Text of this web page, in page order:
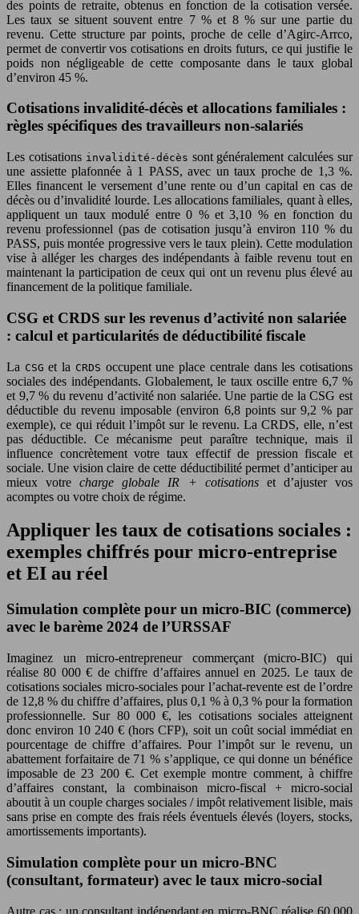
des points de retraite, obtenus en fonction de la cotisation versée.
Les taux se situent souvent entre 7 % et 8 % sur une partie du
revenu. Cette structure par points, proche de celle d’Agirc-Arrco,
permet de convertir vos cotisations en droits futurs, ce qui justifie le
poids non négligeable de cette composante dans le taux global
d’environ 45 %.
Cotisations invalidité-décès et allocations familiales :
règles spécifiques des travailleurs non-salariés
Les cotisations invalidité-décès sont généralement calculées sur
une assiette plafonnée à 1 PASS, avec un taux proche de 1,3 %.
Elles financent le versement d’une rente ou d’un capital en cas de
décès ou d’invalidité lourde. Les allocations familiales, quant à elles,
appliquent un taux modulé entre 0 % et 3,10 % en fonction du
revenu professionnel (pas de cotisation jusqu’à environ 110 % du
PASS, puis montée progressive vers le taux plein). Cette modulation
vise à alléger les charges des indépendants à faible revenu tout en
maintenant la participation de ceux qui ont un revenu plus élevé au
financement de la politique familiale.
CSG et CRDS sur les revenus d’activité non salariée
: calcul et particularités de déductibilité fiscale
La CSG et la CRDS occupent une place centrale dans les cotisations
sociales des indépendants. Globalement, le taux oscille entre 6,7 %
et 9,7 % du revenu d’activité non salariée. Une partie de la CSG est
déductible du revenu imposable (environ 6,8 points sur 9,2 % par
exemple), ce qui réduit l’impôt sur le revenu. La CRDS, elle, n’est
pas déductible. Ce mécanisme peut paraître technique, mais il
influence concrètement votre taux effectif de pression fiscale et
sociale. Une vision claire de cette déductibilité permet d’anticiper au
mieux votrecharge globale IR + cotisationset d’ajuster vos
acomptes ou votre choix de régime.
Appliquer les taux de cotisations sociales :
exemples chiffrés pour micro-entreprise
et EI au réel
Simulation complète pour un micro-BIC (commerce)
avec le barème 2024 de l’URSSAF
Imaginez un micro-entrepreneur commerçant (micro-BIC) qui
réalise 80 000 € de chiffre d’affaires annuel en 2025. Le taux de
cotisations sociales micro-sociales pour l’achat-revente est de l’ordre
de 12,8 % du chiffre d’affaires, plus 0,1 % à 0,3 % pour la formation
professionnelle. Sur 80 000 €, les cotisations sociales atteignent
donc environ 10 240 € (hors CFP), soit un coût social immédiat en
pourcentage de chiffre d’affaires. Pour l’impôt sur le revenu, un
abattement forfaitaire de 71 % s’applique, ce qui donne un bénéfice
imposable de 23 200 €. Cet exemple montre comment, à chiffre
d’affaires constant, la combinaison micro-fiscal + micro-social
aboutit à un couple charges sociales / impôt relativement lisible, mais
sans prise en compte des frais réels éventuels élevés (loyers, stocks,
amortissements importants).
Simulation complète pour un micro-BNC
(consultant, formateur) avec le taux micro-social
Autre cas : un consultant indépendant en micro-BNC réalise 60 000